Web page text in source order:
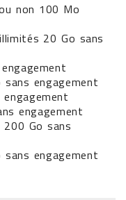
non 100 Mo
20 Go sans
engagement
engagement
Go sans
engagement